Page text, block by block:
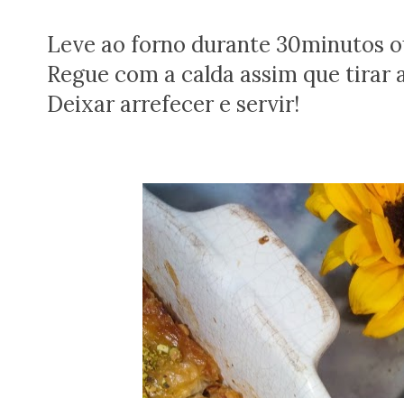
Leve ao forno durante 30minutos
Regue com a calda assim que tirar
Deixar arrefecer e servir!